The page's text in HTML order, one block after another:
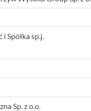
Spółka sp.j.
Sp. z o.o.